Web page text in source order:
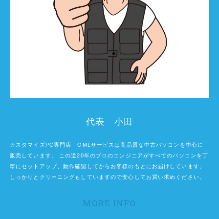
代表 小田
カスタマイズPC専門店 OMLサービスは高品質な中古パソコンを中心に
販売しています。 この道20年のプロのエンジニアがすべてのパソコンを丁
寧にセットアップ、動作確認してからお客様のもとにお届けしています。
しっかりとクリーニングもしていますので安心してお買い求めください。
MORE INFO